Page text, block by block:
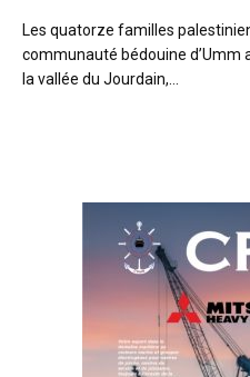
Les quatorze familles
communauté bédouine d’Umm
la vallée du Jourdain,…